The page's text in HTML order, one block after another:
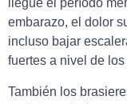
llegue el período
embarazo, el dolor
incluso bajar
fuertes a nivel de los
También los